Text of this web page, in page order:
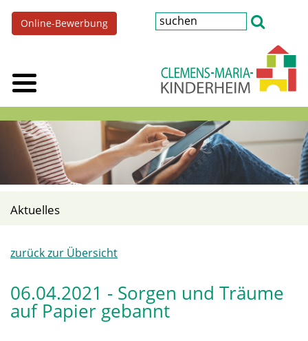
Online-Bewerbung
Aktuelles
zurück zur Übersicht
06.04.2021 - Sorgen und Träume
auf Papier gebannt